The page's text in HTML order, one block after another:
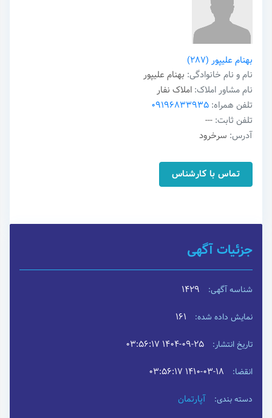
بهنام علیپور (287)
نام و نام خانوادگی: بهنام علیپور
نام مشاور املاک: املاک نفار
تلفن همراه: 09196833935
تلفن ثابت: ---
آدرس: سرخرود
تماس با کارشناس
جزئیات آگهی
شناسه آگهی: 1429
نمایش داده شده: 161
تاریخ انتشار: ۱۴۰۴-۰۹-۲۵ ۰۳:۵۶:۱۷
انقضا: ۱۴۱۰-۰۳-۱۸ ۰۳:۵۶:۱۷
دسته بندی: آپارتمان